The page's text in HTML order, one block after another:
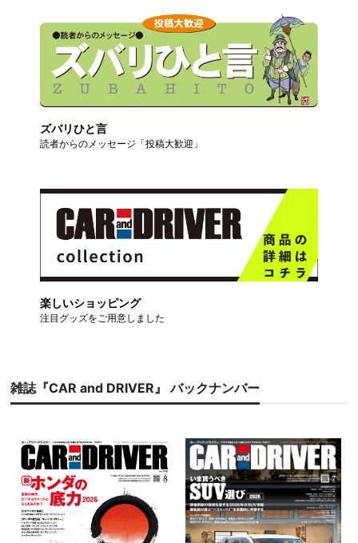
ズバリひと言
読者からのメッセージ「投稿大歓迎」
楽しいショッピング
注目グッズをご用意しました
雑誌『CAR and DRIVER』 バックナンバー